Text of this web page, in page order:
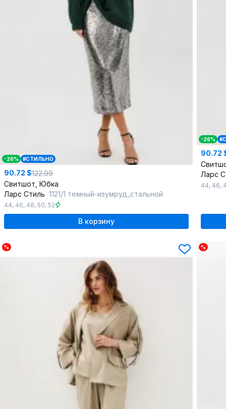
-26% #СТИЛЬНО
90.72 $122.99
Свитшот, Юбка
Ларс Стиль 1121/1 темный-изумруд_стальной
44, 46, 48, 50, 52
В корзину
-26%
90.72
Ларс
44, 46,
% %